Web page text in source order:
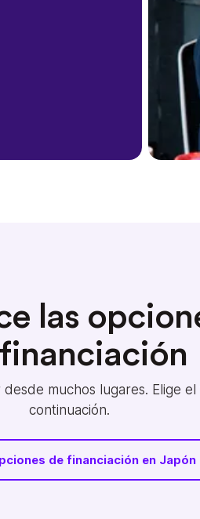
las
desde muchos lugares. Elige el
continuación.
de financiación en Japón